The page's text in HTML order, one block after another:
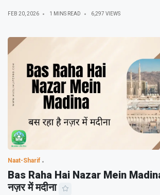
FEB 20, 2026 1 MINS READ 6,297 VIEWS
Naat-Sharif
Bas Raha Hai Nazar Mein
नज़र में मदीना